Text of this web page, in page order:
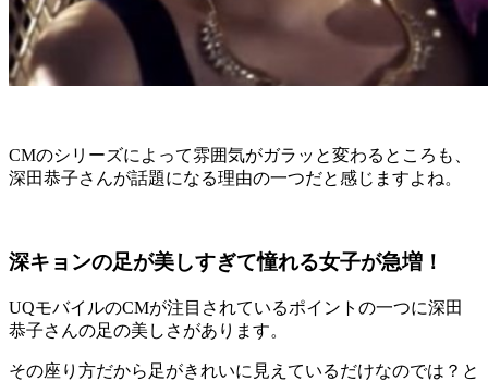
CMのシリーズによって雰囲気がガラッと変わるところも、
深田恭子さんが話題になる理由の一つだと感じますよね。
深キョンの足が美しすぎて憧れる女子が急増！
UQモバイルのCMが注目されているポイントの一つに深田
恭子さんの足の美しさがあります。
その座り方だから足がきれいに見えているだけなのでは？と